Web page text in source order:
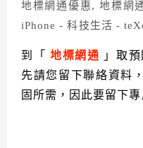
到「地標網通
」取
先請您留下聯絡資料
固所需，因此要留下